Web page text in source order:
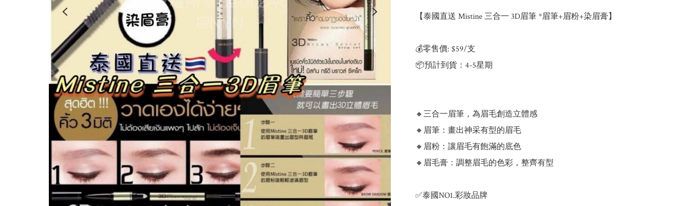
【泰國直送 Mistine 三合一 3D眉筆 *眉筆+眉粉+染眉膏】
💰零售價: $59/支
📦預計到貨：4-5星期
🔸三合一眉筆，為眉毛創造立體感
🔸眉筆：畫出神采有型的眉毛
🔸眉粉：讓眉毛有飽滿的底色
🔸眉毛膏：調整眉毛的色彩，整齊有型
✅泰國NO1.彩妝品牌